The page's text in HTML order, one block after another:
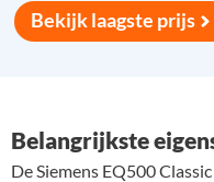
Bekijk laagste prijs
Belangrijkste
De Siemens EQ500